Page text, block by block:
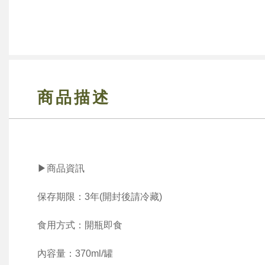
商品描述
▶商品資訊
保存期限：3年(開封後請冷藏)
食用方式：開瓶即食
內容量：370ml/罐